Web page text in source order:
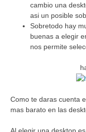
cambio una
asi un posible
Sobretodo hay
buenas a elegir
nos permite
Como te daras cuenta
mas barato en las